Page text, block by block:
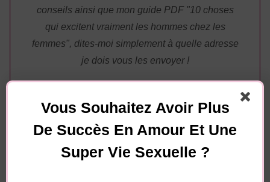
conseils ainsi que mon guide PDF "10 choses
qui excitent vraiment les hommes chez les
femmes", dites-moi simplement à quelle adresse
je dois vous les envoyer !
Vous Souhaitez Avoir Plus
De Succès En Amour Et Une
Super Vie Sexuelle ?